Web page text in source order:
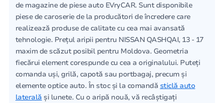
de magazine de piese auto EVryCAR. Sunt disponibile
piese de caroserie de la producători de încredere care
realizează produse de calitate cu cea mai avansată
tehnologie. Prețul aripii pentru NISSAN QASHQAI, 13 - 17
maxim de scăzut posibil pentru Moldova. Geometria
fiecărui element corespunde cu cea a originalului. Puteți
comanda uși, grilă, capotă sau portbagaj, precum și
elemente optice auto. În stoc și la comandă sticlă auto
laterală și lunete. Cu o aripă nouă, vă recâștigați